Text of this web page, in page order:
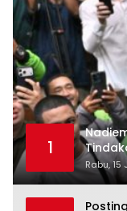
1
Rabu, 15